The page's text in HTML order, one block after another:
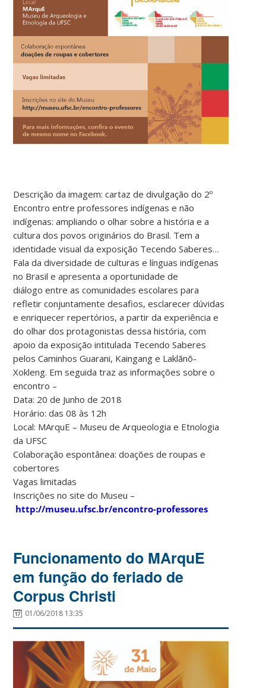
Descrição da imagem: cartaz de divulgação do 2º
Encontro entre professores indígenas e não
indígenas: ampliando o olhar sobre a história e a
cultura dos povos originários do Brasil. Tem a
identidade visual da exposição Tecendo Saberes…
Fala da diversidade de culturas e línguas indígenas
no Brasil e apresenta a oportunidade de
diálogoentre as comunidades escolares para
refletir conjuntamente desafios, esclarecer dúvidas
e enriquecer repertórios, a partir da experiência e
do olhar dos protagonistas dessa história, com
apoio da exposição intitulada Tecendo Saberes
pelos Caminhos Guarani, Kaingang e Laklãnõ-
Xokleng. Em seguida traz as informações sobre o
encontro –
Data: 20 de Junho de 2018
Horário: das 08 às 12h
Local: MArquE – Museu de Arqueologia e Etnologia
da UFSC
Colaboração espontânea: doações de roupas e
cobertores
Vagas limitadas
Inscrições no site do Museu –
http://museu.ufsc.br/encontro-professores
Funcionamento do MArquE
em função do feriado de
Corpus Christi
01/06/2018 13:35